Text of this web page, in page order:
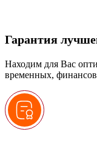
Гарантия
Находим для Вас
временных,